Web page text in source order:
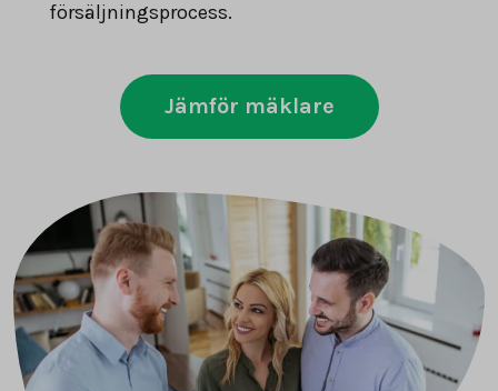
försäljningsprocess.
Jämför mäklare